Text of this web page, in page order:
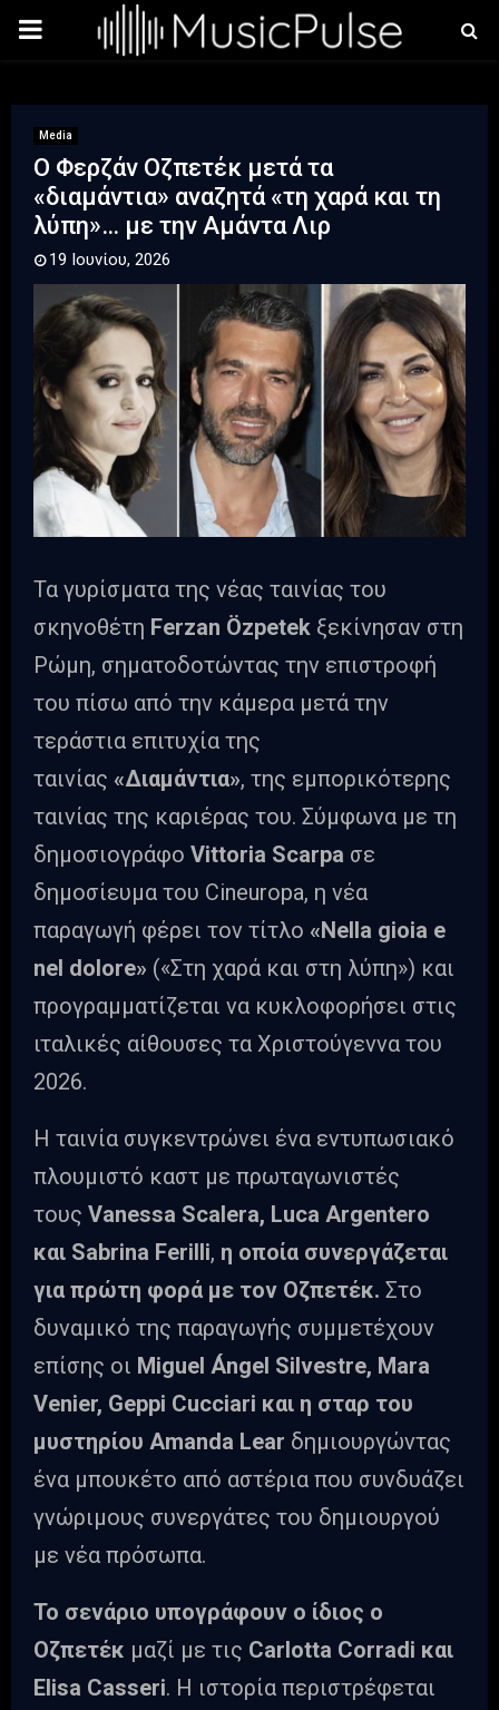
PRIMARY
Media
Ο Φερζάν Οζπετέκ μετά τα
«διαμάντια» αναζητά «τη χαρά και τη
λύπη»… με την Αμάντα Λιρ
19 Ιουνίου, 2026
Τα γυρίσματα της νέας ταινίας του
σκηνοθέτη Ferzan Özpetek ξεκίνησαν στη
Ρώμη, σηματοδοτώντας την επιστροφή
του πίσω από την κάμερα μετά την
τεράστια επιτυχία της
ταινίας «Διαμάντια», της εμπορικότερης
ταινίας της καριέρας του. Σύμφωνα με τη
δημοσιογράφο Vittoria Scarpa σε
δημοσίευμα του Cineuropa, η νέα
παραγωγή φέρει τον τίτλο «Nella gioia e
nel dolore» («Στη χαρά και στη λύπη») και
προγραμματίζεται να κυκλοφορήσει στις
ιταλικές αίθουσες τα Χριστούγεννα του
2026.
Η ταινία συγκεντρώνει ένα εντυπωσιακό
πλουμιστό καστ με πρωταγωνιστές
τους Vanessa Scalera, Luca Argentero
και Sabrina Ferilli, η οποία συνεργάζεται
για πρώτη φορά με τον Οζπετέκ. Στο
δυναμικό της παραγωγής συμμετέχουν
επίσης οι Miguel Ángel Silvestre, Mara
Venier, Geppi Cucciari και η σταρ του
μυστηρίου Amanda Lear δημιουργώντας
ένα μπουκέτο από αστέρια που συνδυάζει
γνώριμους συνεργάτες του δημιουργού
με νέα πρόσωπα.
Το σενάριο υπογράφουν ο ίδιος ο
Οζπετέκ μαζί με τις Carlotta Corradi και
Elisa Casseri. Η ιστορία περιστρέφεται